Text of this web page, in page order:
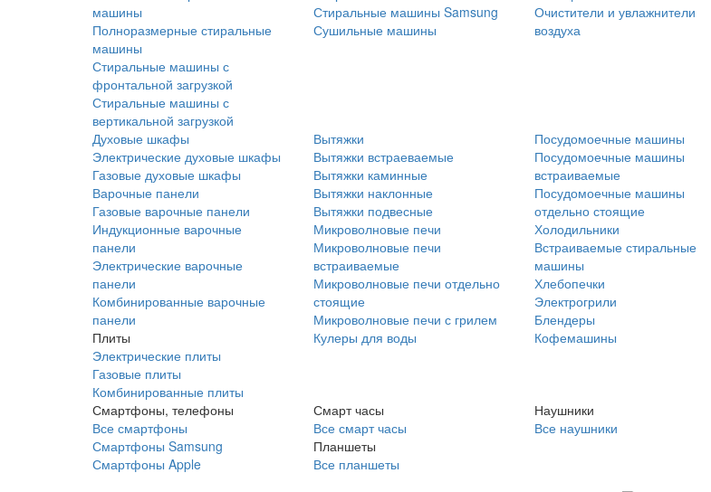
машины
Полноразмерные стиральные
машины
Стиральные машины с
фронтальной загрузкой
Стиральные машины с
вертикальной загрузкой
Стиральные машины Samsung
Сушильные машины
Очистители и увлажнители
воздуха
Духовые шкафы
Электрические духовые шкафы
Газовые духовые шкафы
Варочные панели
Газовые варочные панели
Индукционные варочные
панели
Электрические варочные
панели
Комбинированные варочные
панели
Плиты
Электрические плиты
Газовые плиты
Комбинированные плиты
Вытяжки
Вытяжки встраеваемые
Вытяжки каминные
Вытяжки наклонные
Вытяжки подвесные
Микроволновые печи
Микроволновые печи
встраиваемые
Микроволновые печи отдельно
стоящие
Микроволновые печи с грилем
Кулеры для воды
Посудомоечные машины
Посудомоечные машины
встраиваемые
Посудомоечные машины
отдельно стоящие
Холодильники
Встраиваемые стиральные
машины
Хлебопечки
Электрогрили
Блендеры
Кофемашины
Смартфоны, телефоны
Все смартфоны
Смартфоны Samsung
Смартфоны Apple
Смарт часы
Все смарт часы
Планшеты
Все планшеты
Наушники
Все наушники